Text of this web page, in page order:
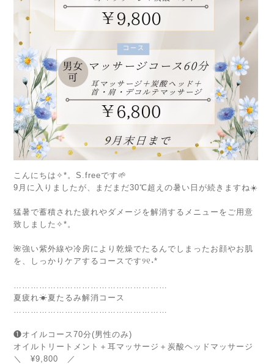
こんにちは✧*。S.freeです🌱
9月に入りましたが、まだまだ30℃超えの暑い日が続きますね☀️
猛暑で蓄積された疲れやダメージを解消するメニューをご用意
致しました✧*。
🌺強い紫外線や冷房により乾燥でたるんでしまったお顔やお肌
を、しっかりケアするコースです୨୧˖*
………………………………………………
夏疲れ☀︎夏たるみ解消コース
………………………………………………
❶オイルコース70分(男性のみ)
オイルトリートメント＋耳マッサージ＋炭酸ヘッドマッサージ
＼ ¥9,800 ／